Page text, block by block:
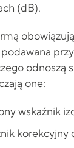
(dB).
odnoszą
one:
wskaźnik
korekcyjny